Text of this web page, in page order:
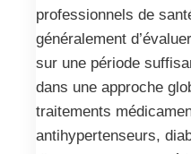
professionnels de
généralement
sur une période
dans une approche
traitements
antihypertenseurs,